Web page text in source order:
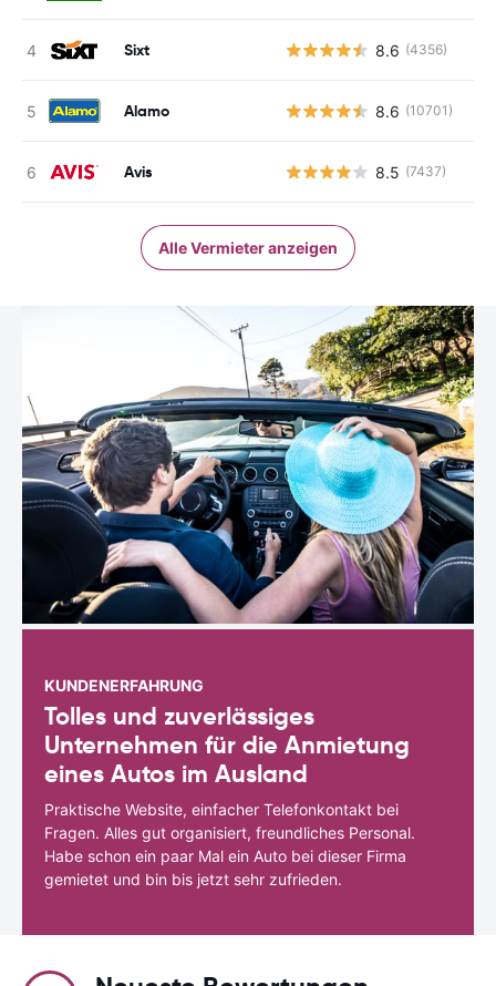
Sixt 8.6 (4356)
Alamo 8.6 (10701)
Avis 8.5 (7437)
Alle Vermieter anzeigen
KUNDENERFAHRUNG
Tolles und zuverlässiges
Unternehmen für die Anmietung
eines Autos im Ausland
Praktische Website, einfacher Telefonkontakt bei
Fragen. Alles gut organisiert, freundliches Personal.
Habe schon ein paar Mal ein Auto bei dieser Firma
gemietet und bin bis jetzt sehr zufrieden.